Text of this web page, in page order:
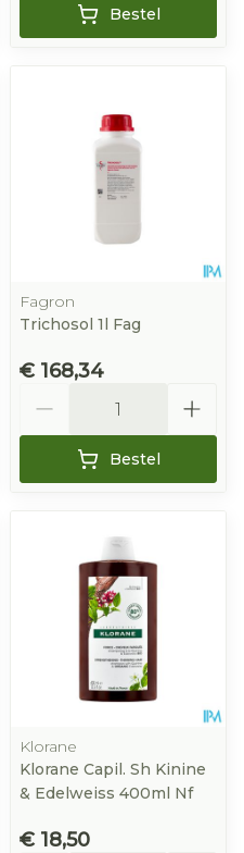
Bestel
Fagron
Trichosol 1l Fag
€ 168,34
Bestel
Klorane
Klorane Capil. Sh Kinine
& Edelweiss 400ml Nf
€ 18,50